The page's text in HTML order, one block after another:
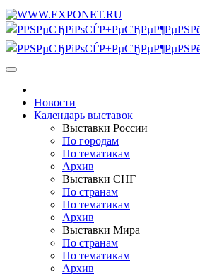
Новости
Календарь выставок
Выставки России
По городам
По тематикам
Архив
Выставки СНГ
По странам
По тематикам
Архив
Выставки Мира
По странам
По тематикам
Архив